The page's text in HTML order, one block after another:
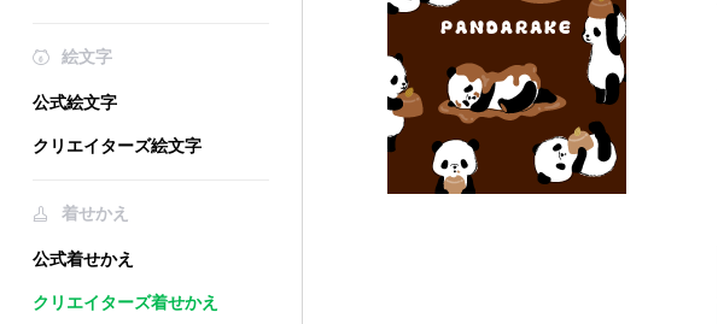
絵文字
公式絵文字
クリエイターズ絵文字
着せかえ
公式着せかえ
クリエイターズ着せかえ